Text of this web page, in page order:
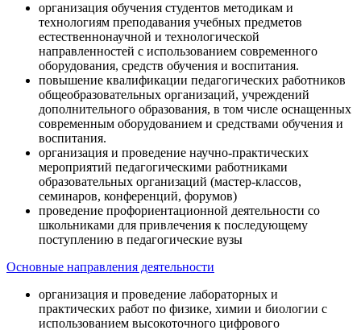
организация обучения студентов методикам и
технологиям преподавания учебных предметов
естественнонаучной и технологической
направленностей с использованием современного
оборудования, средств обучения и воспитания.
повышение квалификации педагогических работников
общеобразовательных организаций, учреждений
дополнительного образования, в том числе оснащенных
современным оборудованием и средствами обучения и
воспитания.
организация и проведение научно-практических
мероприятий педагогическими работниками
образовательных организаций (мастер-классов,
семинаров, конференций, форумов)
проведение профориентационной деятельности со
школьниками для привлечения к последующему
поступлению в педагогические вузы
Основные направления деятельности
организация и проведение лабораторных и
практических работ по физике, химии и биологии с
использованием высокоточного цифрового